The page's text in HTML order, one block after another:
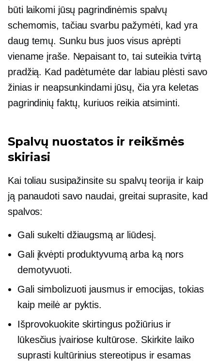
būti laikomi jūsų pagrindinėmis spalvų
schemomis, tačiau svarbu pažymėti, kad yra
daug temų. Sunku bus juos visus aprėpti
viename įraše. Nepaisant to, tai suteikia tvirtą
pradžią. Kad padėtumėte dar labiau plėsti savo
žinias ir neapsunkindami jūsų, čia yra keletas
pagrindinių faktų, kuriuos reikia atsiminti.
Spalvų nuostatos ir reikšmės
skiriasi
Kai toliau susipažinsite su spalvų teorija ir kaip
ją panaudoti savo naudai, greitai suprasite, kad
spalvos:
Gali sukelti džiaugsmą ar liūdesį.
Gali įkvėpti produktyvumą arba ką nors
demotyvuoti.
Gali simbolizuoti jausmus ir emocijas, tokias
kaip meilė ar pyktis.
Išprovokuokite skirtingus požiūrius ir
lūkesčius įvairiose kultūrose. Skirkite laiko
suprasti kultūrinius stereotipus ir esamas